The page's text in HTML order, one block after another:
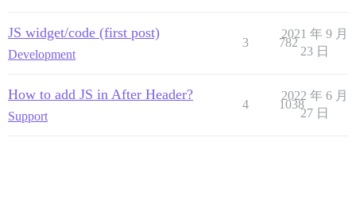
JS widget/code (first post)
Development
3 782
2021 年 9 月
23 日
How to add JS in After Header?
Support
4 1038
2022 年 6 月
27 日